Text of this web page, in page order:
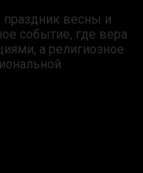
праздник весны и
событие, где вера
а религиозное